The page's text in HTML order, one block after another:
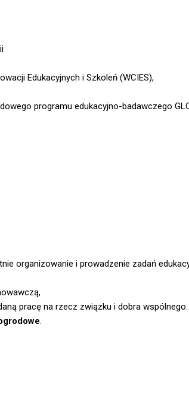
Edukacyjnych i Szkoleń (WCIES),
programu edukacyjno-badawczego
organizowanie i prowadzenie zadań
pracę na rzecz związku i dobra wspólnego.
.